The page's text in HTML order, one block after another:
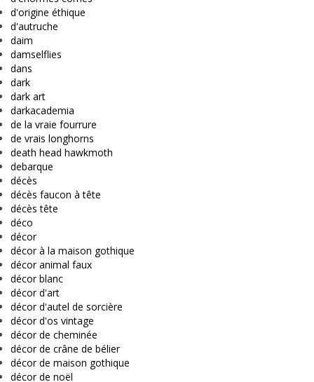
d'origine éthique
d'autruche
daim
damselflies
dans
dark
dark art
darkacademia
de la vraie fourrure
de vrais longhorns
death head hawkmoth
debarque
décès
décès faucon à tête
décès tête
déco
décor
décor à la maison gothique
décor animal faux
décor blanc
décor d'art
décor d'autel de sorcière
décor d'os vintage
décor de cheminée
décor de crâne de bélier
décor de maison gothique
décor de noël